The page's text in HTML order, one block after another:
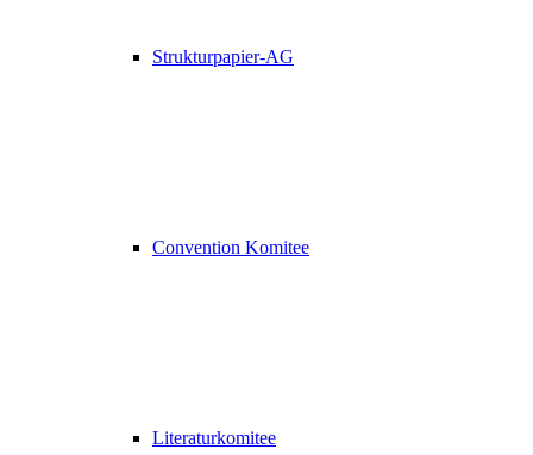
Strukturpapier-AG
Convention Komitee
Literaturkomitee